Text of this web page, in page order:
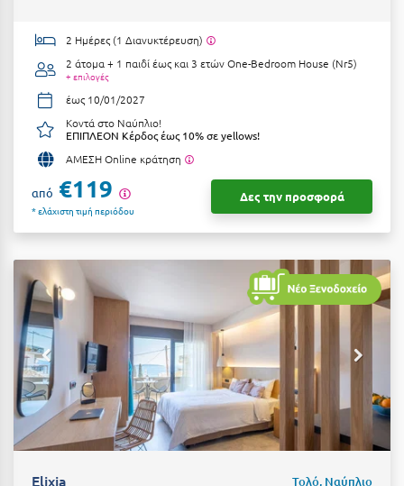
Χαλκίδα
Χαλκιδική
Χανιά
Χερσόνησος
Χίος
Χράνοι Μεσσηνίας
Ψ
Ψαθόπυργος
2 Ημέρες (1 Διανυκτέρευση)
2 άτομα + 1 παιδί έως και 3 ετώνOne-Bedroom House (Nr5)
+ επιλογές
έως 10/01/2027
Κοντά στο Ναύπλιο!
ΕΠΙΠΛΕΟΝ Κέρδος έως 10% σε yellows!
ΑΜΕΣΗ Online κράτηση
από €119
* ελάχιστη τιμή περιόδου
Δες την προσφορά
Elixia Τολό, Ναύπλιο